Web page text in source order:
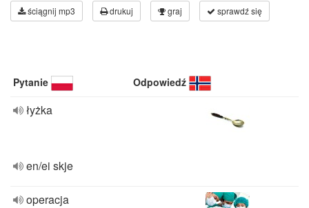
ściągnij mp3 drukuj graj sprawdź się
Pytanie Odpowiedź
łyżka
en/ei skje
operacja